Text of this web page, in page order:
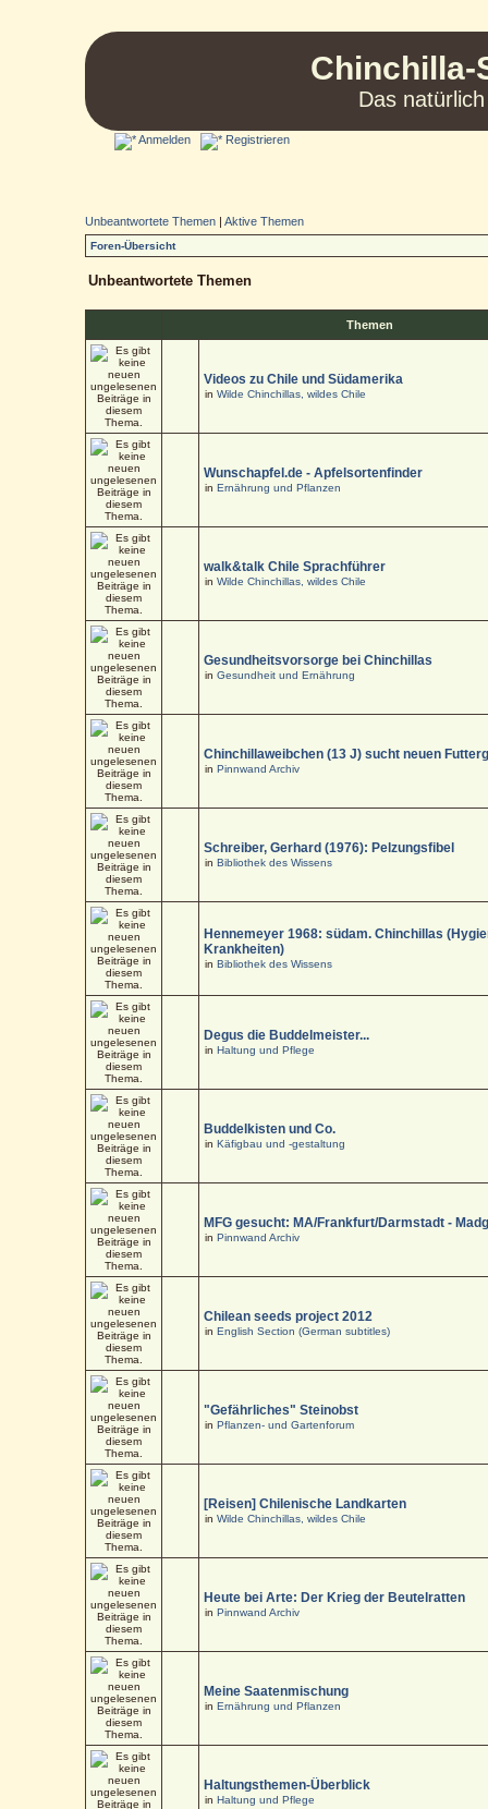
Chinchilla-
Das
Anmelden Registrieren
Unbeantwortete Themen |Aktive Themen
Foren-Übersicht
Unbeantwortete Themen
Themen
Videos zu Chile und Südamerika
inWilde Chinchillas, wildes Chile
Wunschapfel.de - Apfelsortenfinder
inErnährung und Pflanzen
walk&talk Chile Sprachführer
inWilde Chinchillas, wildes Chile
Gesundheitsvorsorge bei Chinchillas
inGesundheit und Ernährung
Chinchillaweibchen (13 J) sucht neuen
inPinnwand Archiv
Schreiber, Gerhard (1976): Pelzungsfibel
inBibliothek des Wissens
Hennemeyer 1968: südam. Chinchillas
Krankheiten)
inBibliothek des Wissens
Degus die Buddelmeister...
inHaltung und Pflege
Buddelkisten und Co.
inKäfigbau und -gestaltung
MFG gesucht: MA/Frankfurt/Darmstadt -
inPinnwand Archiv
Chilean seeds project 2012
inEnglish Section (German subtitles)
"Gefährliches" Steinobst
inPflanzen- und Gartenforum
[Reisen] Chilenische Landkarten
inWilde Chinchillas, wildes Chile
Heute bei Arte: Der Krieg der Beutelratten
inPinnwand Archiv
Meine Saatenmischung
inErnährung und Pflanzen
Haltungsthemen-Überblick
inHaltung und Pflege